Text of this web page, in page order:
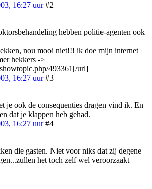
16:27 uur #2
hebben politie-agenten ook
nou mooi niet!!! ik doe mijn internet
hekkers ->
493361[/url]
16:27 uur #3
je ook de consequenties dragen vind ik. En
dat je klappen heb gehad.
16:27 uur #4
die gasten. Niet voor niks dat zij degene
het toch zelf wel veroorzaakt